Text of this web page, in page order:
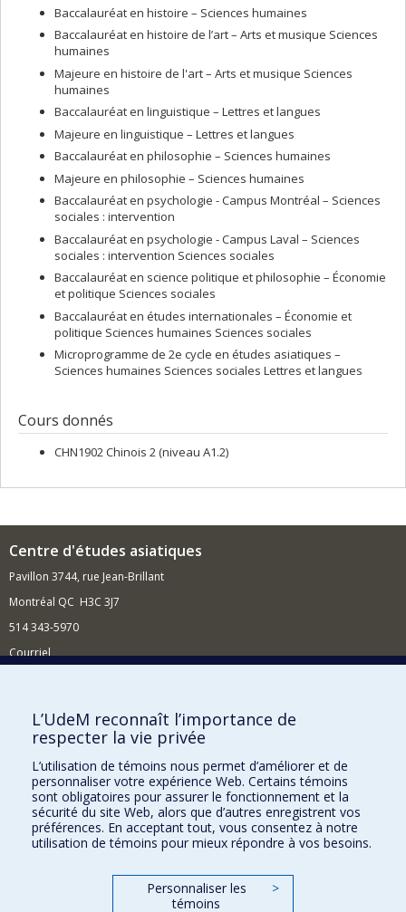
Baccalauréat en histoire – Sciences humaines
Baccalauréat en histoire de l’art – Arts et musique Sciences
humaines
Majeure en histoire de l'art – Arts et musique Sciences
humaines
Baccalauréat en linguistique – Lettres et langues
Majeure en linguistique – Lettres et langues
Baccalauréat en philosophie – Sciences humaines
Majeure en philosophie – Sciences humaines
Baccalauréat en psychologie - Campus Montréal – Sciences
sociales : intervention
Baccalauréat en psychologie - Campus Laval – Sciences
sociales : intervention Sciences sociales
Baccalauréat en science politique et philosophie – Économie
et politique Sciences sociales
Baccalauréat en études internationales – Économie et
politique Sciences humaines Sciences sociales
Microprogramme de 2e cycle en études asiatiques –
Sciences humaines Sciences sociales Lettres et langues
Cours donnés
CHN1902 Chinois 2 (niveau A1.2)
Centre d'études asiatiques
Pavillon 3744, rue Jean-Brillant
Montréal QC H3C 3J7
514 343-5970
Courriel
Comment soutenir le Centre ?
BESOIN D'AIDE?
Plan du site
Signaler une erreur
Accessibilité
FACULTÉ DES ARTS ET DES SCIENCES
Nos départements et écoles
L’UdeM reconnaît l’importance de
respecter la vie privée
L’utilisation de témoins nous permet d’améliorer et de
personnaliser votre expérience Web. Certains témoins
sont obligatoires pour assurer le fonctionnement et la
sécurité du site Web, alors que d’autres enregistrent vos
préférences. En acceptant tout, vous consentez à notre
utilisation de témoins pour mieux répondre à vos besoins.
Personnaliser les
témoins
>